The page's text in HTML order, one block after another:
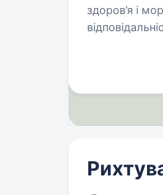
здоров’я і
відповідальність та